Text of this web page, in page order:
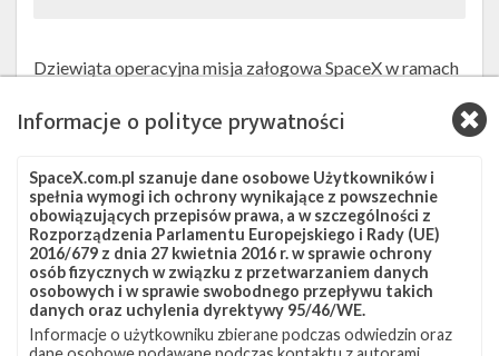
Dziewiąta operacyjna misja załogowa SpaceX w ramach
(ang.Commercial Crew) oraz piętnasta orbitalna misja
kapsułą Dragon 2 na szczycie mają dostarczyć
dwuosobową załogę na Międzynarodową Stację
Kosmiczną (ISS), gdzie pozostanie ona przez około pół
roku. Astronauci staną się członkami Ekspedycji 72 na
ISS.
Początkowo załoga miała składać się z czterech osób,
Informacje o polityce prywatności
SpaceX.com.pl szanuje dane osobowe Użytkowników i
spełnia wymogi ich ochrony wynikające z powszechnie
obowiązujących przepisów prawa, a w szczególności z
Rozporządzenia Parlamentu Europejskiego i Rady (UE)
2016/679 z dnia 27 kwietnia 2016 r. w sprawie ochrony
osób fizycznych w związku z przetwarzaniem danych
osobowych i w sprawie swobodnego przepływu takich
danych oraz uchylenia dyrektywy 95/46/WE.
Informacje o użytkowniku zbierane podczas odwiedzin oraz